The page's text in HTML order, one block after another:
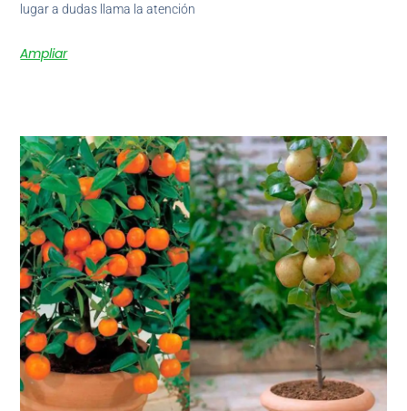
lugar a dudas llama la atención
Ampliar